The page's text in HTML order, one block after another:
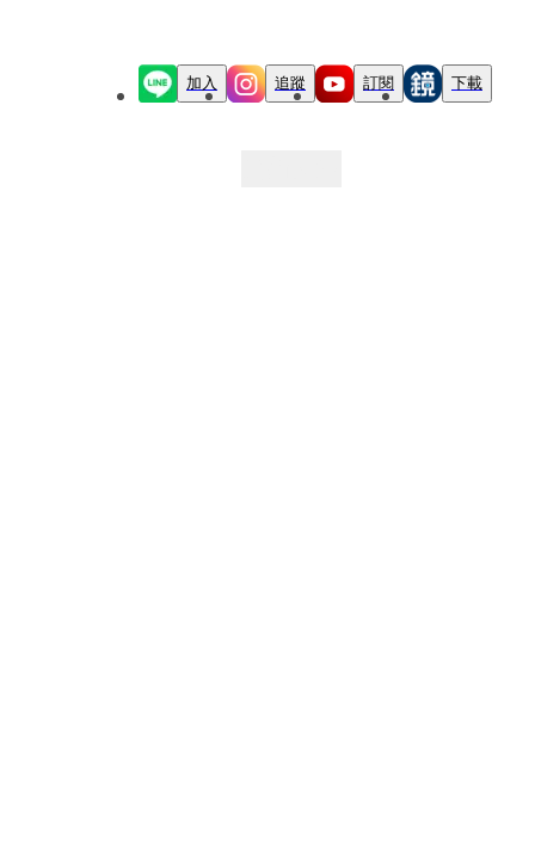
加入 追蹤 訂閱 下載